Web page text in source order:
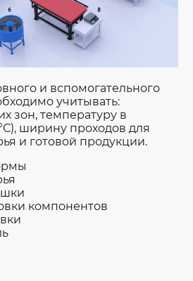
и вспомогательного
учитывать:
зон, температуру в
ширину проходов для
и готовой продукции.
компонентов